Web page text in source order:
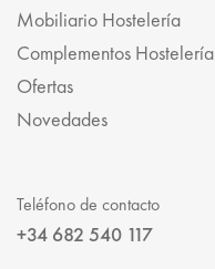
Mobiliario Hostelería
Complementos Hostelería
Ofertas
Novedades
Teléfono de contacto
+34 682 540 117